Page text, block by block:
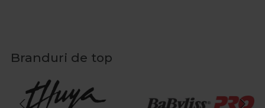
Branduri de top